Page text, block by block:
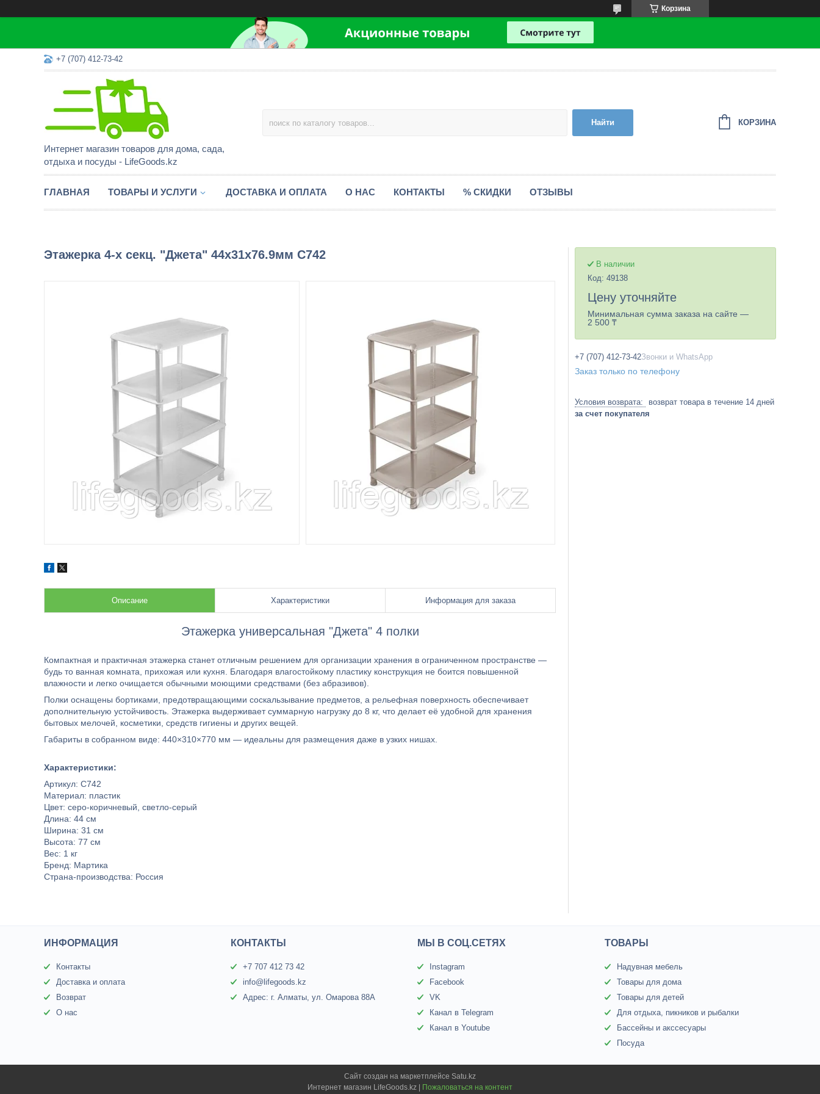
Корзина
+7 (707) 412-73-42
Интернет магазин товаров для дома, сада,
отдыха и посуды - LifeGoods.kz
Найти КОРЗИНА
ГЛАВНАЯ ТОВАРЫ И УСЛУГИ ДОСТАВКА И ОПЛАТА О НАС КОНТАКТЫ % СКИДКИ ОТЗЫВЫ
Этажерка 4-х секц. "Джета" 44х31х76.9мм С742
Описание Характеристики Информация для заказа
Этажерка универсальная "Джета" 4 полки
Компактная и практичная этажерка станет отличным решением для организации хранения в ограниченном пространстве —
будь то ванная комната, прихожая или кухня. Благодаря влагостойкому пластику конструкция не боится повышенной
влажности и легко очищается обычными моющими средствами (без абразивов).
Полки оснащены бортиками, предотвращающими соскальзывание предметов, а рельефная поверхность обеспечивает
дополнительную устойчивость. Этажерка выдерживает суммарную нагрузку до 8 кг, что делает её удобной для хранения
бытовых мелочей, косметики, средств гигиены и других вещей.
Габариты в собранном виде: 440×310×770 мм — идеальны для размещения даже в узких нишах.
Характеристики:
Артикул: С742
Материал: пластик
Цвет: серо-коричневый, светло-серый
Длина: 44 см
Ширина: 31 см
Высота: 77 см
Вес: 1 кг
Бренд: Мартика
Страна-производства: Россия
В наличии
Код: 49138
Цену уточняйте
Минимальная сумма заказа на сайте —
2 500 ₸
+7 (707) 412-73-42Звонки и WhatsApp
Заказ только по телефону
возврат товара в течение 14 дней
за счет покупателя
ИНФОРМАЦИЯ
Контакты
Доставка и оплата
Возврат
О нас
КОНТАКТЫ
+7 707 412 73 42
info@lifegoods.kz
Адрес: г. Алматы, ул. Омарова 88А
МЫ В СОЦ.СЕТЯХ
Instagram
Facebook
VK
Канал в Telegram
Канал в Youtube
ТОВАРЫ
Надувная мебель
Товары для дома
Товары для детей
Для отдыха, пикников и рыбалки
Бассейны и акссесуары
Посуда
Сайт создан на маркетплейсе Satu.kz
Пожаловаться на контент